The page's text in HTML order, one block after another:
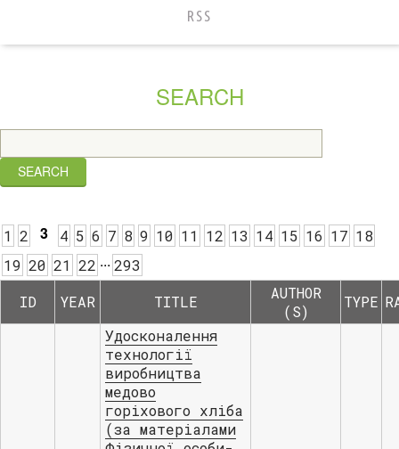
RSS
SEARCH
1 2 3 4 5 6 7 8 9 10 11 12 13 14 15 16 17 18
19 20 21 22 ... 293
ID
YEAR TITLE
AUTHOR
(S)
TYPE
Удосконалення
технології
виробництва
медово
горіхового хліба
(за матеріалами